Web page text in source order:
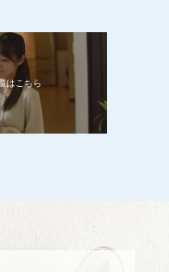
はこちら